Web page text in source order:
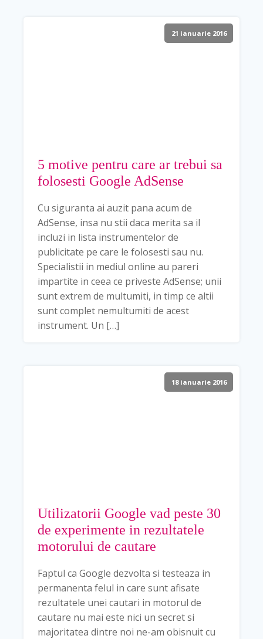
21 ianuarie 2016
5 motive pentru care ar trebui sa
folosesti Google AdSense
Cu siguranta ai auzit pana acum de
AdSense, insa nu stii daca merita sa il
incluzi in lista instrumentelor de
publicitate pe care le folosesti sau nu.
Specialistii in mediul online au pareri
impartite in ceea ce priveste AdSense; unii
sunt extrem de multumiti, in timp ce altii
sunt complet nemultumiti de acest
instrument. Un […]
18 ianuarie 2016
Utilizatorii Google vad peste 30
de experimente in rezultatele
motorului de cautare
Faptul ca Google dezvolta si testeaza in
permanenta felul in care sunt afisate
rezultatele unei cautari in motorul de
cautare nu mai este nici un secret si
majoritatea dintre noi ne-am obisnuit cu